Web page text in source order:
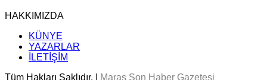
HAKKIMIZDA
KÜNYE
YAZARLAR
İLETİŞİM
Tüm Hakları Saklıdır. |
Maraş Son Haber Gazetesi